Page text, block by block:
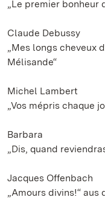
„Le premier bonheur
Claude Debussy
„Mes longs cheveux
Mélisande“
Michel Lambert
„Vos mépris chaque
Barbara
„Dis, quand
Jacques Offenbach
„Amours divins!“ aus